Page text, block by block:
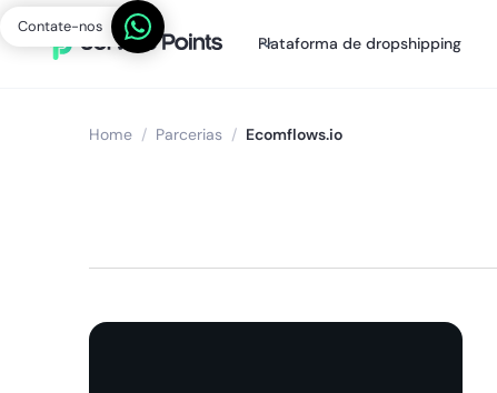
Contate-nos
Plataforma de dropshipping
Home / Parcerias / Ecomflows.io